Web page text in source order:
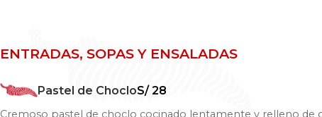
ENTRADAS, SOPAS Y ENSALADAS
Pastel de ChocloS/ 28
Cremoso pastel de choclo cocinado lentamente y relleno de